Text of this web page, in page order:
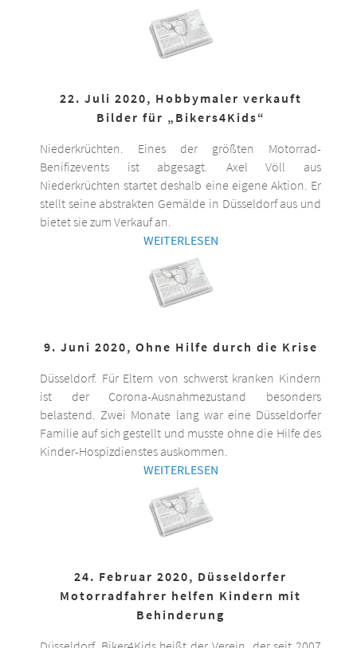
22. Juli 2020, Hobbymaler verkauft
Bilder für „Bikers4Kids“
Niederkrüchten. Eines der größten Motorrad-
Benifizevents ist abgesagt. Axel Völl aus
Niederkrüchten startet deshalb eine eigene Aktion. Er
stellt seine abstrakten Gemälde in Düsseldorf aus und
bietet sie zum Verkauf an.
WEITERLESEN
9. Juni 2020, Ohne Hilfe durch die Krise
Düsseldorf. Für Eltern von schwerst kranken Kindern
ist der Corona-Ausnahmezustand besonders
belastend. Zwei Monate lang war eine Düsseldorfer
Familie auf sich gestellt und musste ohne die Hilfe des
Kinder-Hospizdienstes auskommen.
WEITERLESEN
24. Februar 2020, Düsseldorfer
Motorradfahrer helfen Kindern mit
Behinderung